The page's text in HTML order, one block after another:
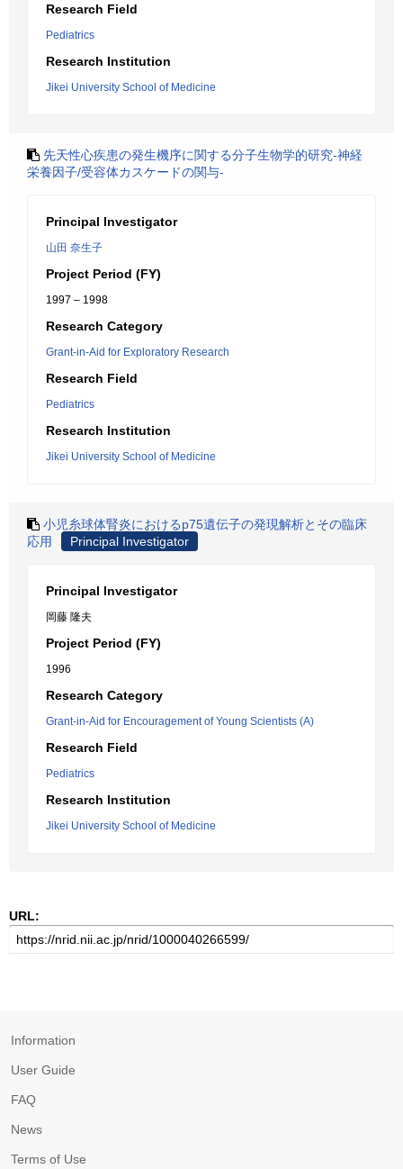
Research Field
Pediatrics
Research Institution
Jikei University School of Medicine
先天性心疾患の発生機序に関する分子生物学的研究-神経
栄養因子/受容体カスケードの関与-
Principal Investigator
山田 奈生子
Project Period (FY)
1997 – 1998
Research Category
Grant-in-Aid for Exploratory Research
Research Field
Pediatrics
Research Institution
Jikei University School of Medicine
小児糸球体腎炎におけるp75遺伝子の発現解析とその臨床
応用
Principal Investigator
Principal Investigator
岡藤 隆夫
Project Period (FY)
1996
Research Category
Grant-in-Aid for Encouragement of Young Scientists (A)
Research Field
Pediatrics
Research Institution
Jikei University School of Medicine
URL:
Information
User Guide
FAQ
News
Terms of Use